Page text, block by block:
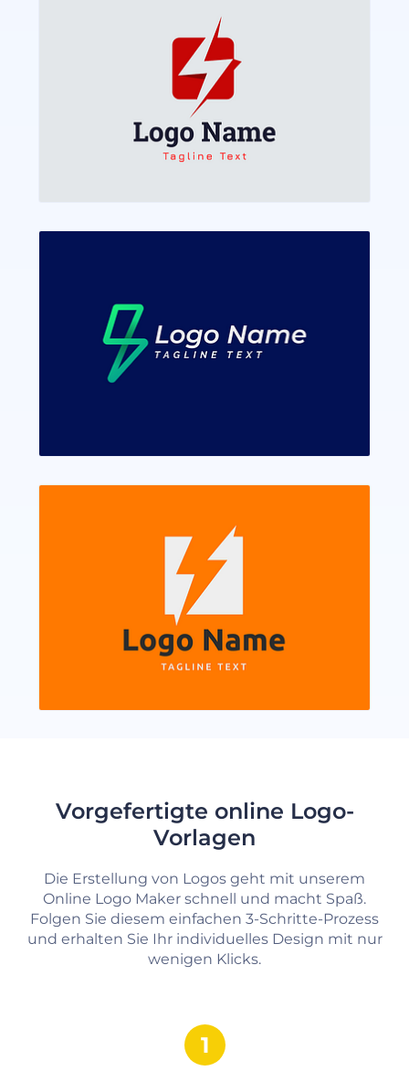
Vorgefertigte online Logo-
Vorlagen
Die Erstellung von Logos geht mit unserem
Online Logo Maker schnell und macht Spaß.
Folgen Sie diesem einfachen 3-Schritte-Prozess
und erhalten Sie Ihr individuelles Design mit nur
wenigen Klicks.